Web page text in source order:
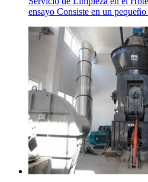
ensayo Consiste en un